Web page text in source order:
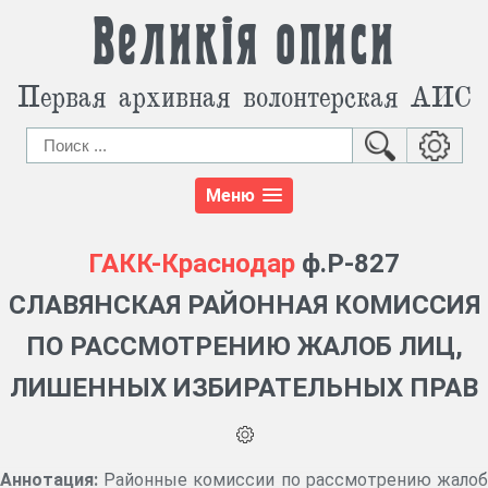
Великія описи
Первая архивная волонтерская АИС
Меню
ГАКК-Краснодар ф.Р-827
СЛАВЯНСКАЯ РАЙОННАЯ КОМИССИЯ
ПО РАССМОТРЕНИЮ ЖАЛОБ ЛИЦ,
ЛИШЕННЫХ ИЗБИРАТЕЛЬНЫХ ПРАВ
Аннотация: Районные комиссии по рассмотрению жалоб